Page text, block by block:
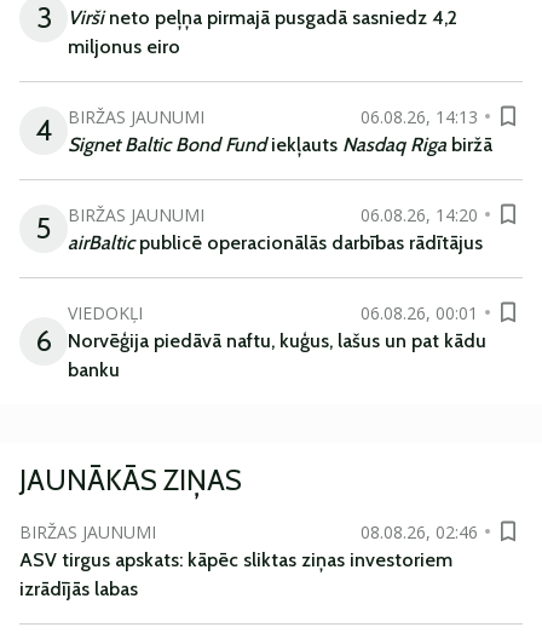
3
Viršineto peļņa pirmajā pusgadā sasniedz 4,2
miljonus eiro
4 BIRŽAS JAUNUMI
06.08.26, 14:13
Signet Baltic Bond Fundiekļauts Nasdaq Riga biržā
5 BIRŽAS JAUNUMI
06.08.26, 14:20
airBalticpublicē operacionālās darbības rādītājus
6
VIEDOKĻI
06.08.26, 00:01
Norvēģija piedāvā naftu, kuģus, lašus un pat kādu
banku
JAUNĀKĀS ZIŅAS
BIRŽAS JAUNUMI
08.08.26, 02:46
ASV tirgus apskats: kāpēc sliktas ziņas investoriem
izrādījās labas